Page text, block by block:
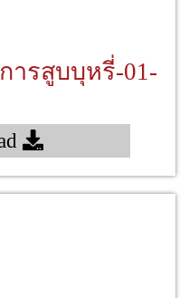
ารสูบบุหรี่-01-